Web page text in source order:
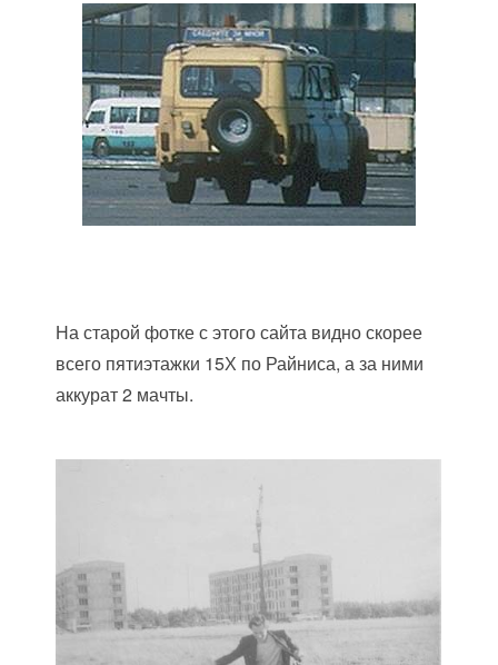
На старой фотке с этого сайта видно скорее
всего пятиэтажки 15Х по Райниса, а за ними
аккурат 2 мачты.